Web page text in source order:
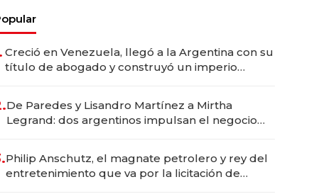
Creció en Venezuela, llegó a la Argentina con su
título de abogado y construyó un imperio
De Paredes y Lisandro Martínez a Mirtha
Legrand: dos argentinos impulsan el negocio
Philip Anschutz, el magnate petrolero y rey del
entretenimiento que va por la licitación de